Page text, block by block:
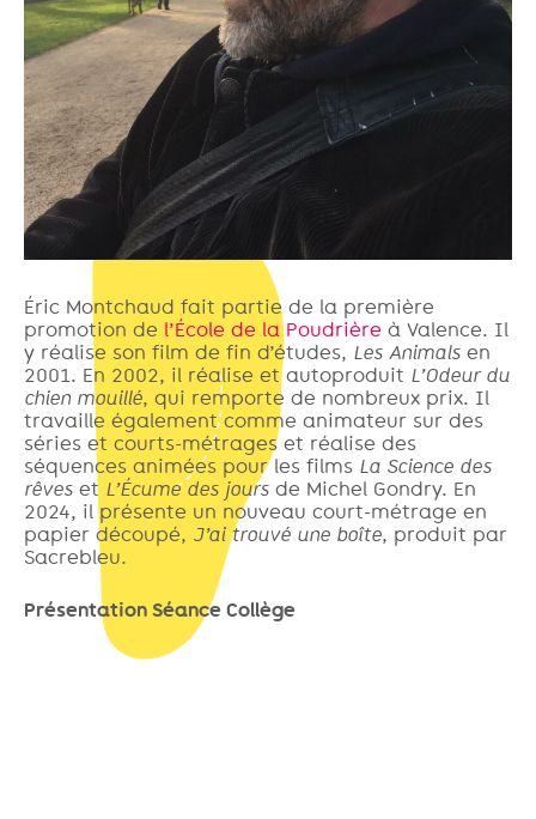
Éric Montchaud fait partie de la première
promotion de l’École de la Poudrière à Valence. Il
y réalise son film de fin d’études, Les Animals en
2001. En 2002, il réalise et autoproduit L’Odeur du
chien mouillé, qui remporte de nombreux prix. Il
travaille également comme animateur sur des
séries et courts-métrages et réalise des
séquences animées pour les films La Science des
rêves et L’Écume des jours de Michel Gondry. En
2024, il présente un nouveau court-métrage en
papier découpé, J’ai trouvé une boîte, produit par
Sacrebleu.
Présentation Séance Collège